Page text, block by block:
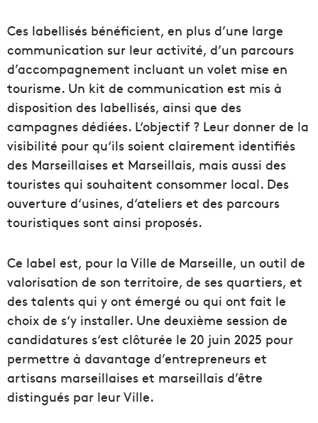
Ces labellisés bénéficient, en plus d’une large
communication sur leur activité, d’un parcours
d’accompagnement incluant un volet mise en
tourisme. Un kit de communication est mis à
disposition des labellisés, ainsi que des
campagnes dédiées. L‘objectif ? Leur donner de la
visibilité pour qu‘ils soient clairement identifiés
des Marseillaises et Marseillais, mais aussi des
touristes qui souhaitent consommer local. Des
ouverture d‘usines, d‘ateliers et des parcours
touristiques sont ainsi proposés.
Ce label est, pour la Ville de Marseille, un outil de
valorisation de son territoire, de ses quartiers, et
des talents qui y ont émergé ou qui ont fait le
choix de s‘y installer. Une deuxième session de
candidatures s‘est clôturée le 20 juin 2025 pour
permettre à davantage d’entrepreneurs et
artisans marseillaises et marseillais d’être
distingués par leur Ville.